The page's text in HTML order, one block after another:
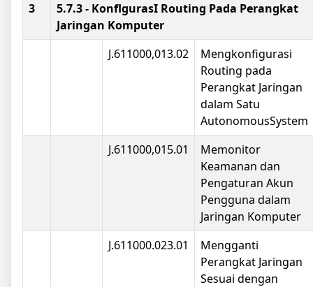
3
5.7.3 - KonflgurasI Routing Pada Perangkat
Jaringan Komputer
J.611000,013.02
Mengkonfigurasi
Routing pada
Perangkat Jaringan
dalam Satu
AutonomousSystem
J.611000,015.01
Memonitor
Keamanan dan
Pengaturan Akun
Pengguna dalam
Jaringan Komputer
J.611000.023.01
Mengganti
Perangkat Jaringan
Sesuai dengan